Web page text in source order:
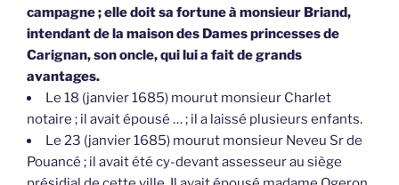
campagne ; elle doit sa fortune à monsieur Briand,
intendant de la maison des Dames princesses de
Carignan, son oncle, qui lui a fait de grands
avantages.
Le 18 (janvier 1685) mourut monsieur Charlet
notaire ; il avait épousé … ; il a laissé plusieurs enfants.
Le 23 (janvier 1685) mourut monsieur Neveu Sr de
Pouancé ; il avait été cy-devant assesseur au siège